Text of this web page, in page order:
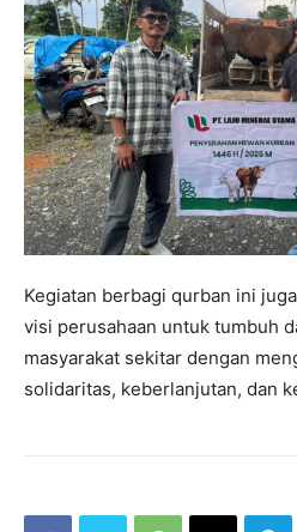
Kegiatan berbagi qurban ini
visi perusahaan untuk tumbuh
masyarakat sekitar dengan
solidaritas, keberlanjutan, dan